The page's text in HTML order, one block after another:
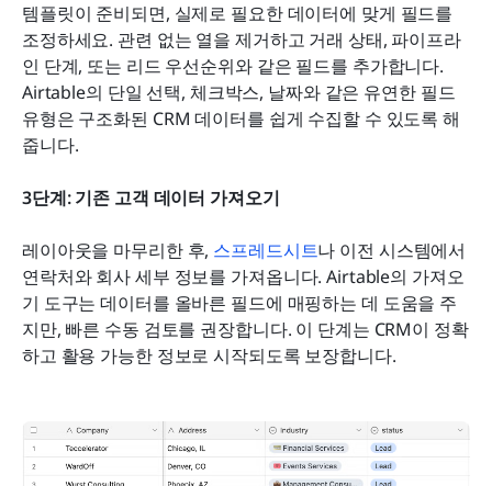
템플릿이 준비되면, 실제로 필요한 데이터에 맞게 필드를
조정하세요. 관련 없는 열을 제거하고 거래 상태, 파이프라
인 단계, 또는 리드 우선순위와 같은 필드를 추가합니다.
Airtable의 단일 선택, 체크박스, 날짜와 같은 유연한 필드
유형은 구조화된 CRM 데이터를 쉽게 수집할 수 있도록 해
줍니다.
3단계: 기존 고객 데이터 가져오기
레이아웃을 마무리한 후, 스프레드시트나 이전 시스템에서
연락처와 회사 세부 정보를 가져옵니다. Airtable의 가져오
기 도구는 데이터를 올바른 필드에 매핑하는 데 도움을 주
지만, 빠른 수동 검토를 권장합니다. 이 단계는 CRM이 정확
하고 활용 가능한 정보로 시작되도록 보장합니다.